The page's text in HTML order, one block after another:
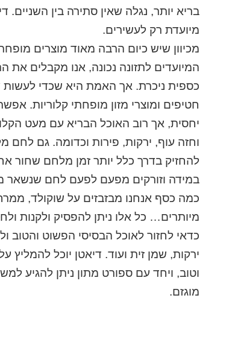
בריא יותר, נגלה שאין סתירה בין השניים.
מיועדת רק לעשירים.
מכיוון שיש כיום הרבה מאוד מוצרים
המיועדים לתזונה נכונה, אנו מקבלים
כספית ניכרת. אך האמת היא שכדי לעשות
חטיפים ומוצרי מזון מופחתי קלוריות.
יחסית, אך רוב האוכל הבריא עם מעט
וחזה עוף, ירקות, פירות וכדומה. גם לחם
להחזיק בדרך כלל יותר זמן מלחם שחור
במידה וזורקים מפעם לפעם לחם שנשאר
כמה כסף אנחנו מבזבזים על שוקולד,
מיותרים… כל אלו ניתן להפסיק ולקנות
כדאי לחזור לאוכל הבסיסי הפשוט
ירקות, שמן זית ועוד. דיאטן יוכל להמליץ
וטוב, ויחד עם ספורט מתון ניתן להגיע
מוגזם.